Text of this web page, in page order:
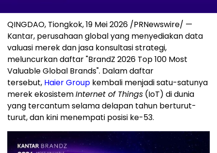
QINGDAO, Tiongkok,19 Mei 2026 /PRNewswire/ —
Kantar, perusahaan global yang menyediakan data
valuasi merek dan jasa konsultasi strategi,
meluncurkan daftar "BrandZ 2026 Top 100 Most
Valuable Global Brands". Dalam daftar
tersebut, Haier Group kembali menjadi satu-satunya
merek ekosistemInternet of Things (IoT) di dunia
yang tercantum selama delapan tahun berturut-
turut, dan kini menempati posisi ke-53.